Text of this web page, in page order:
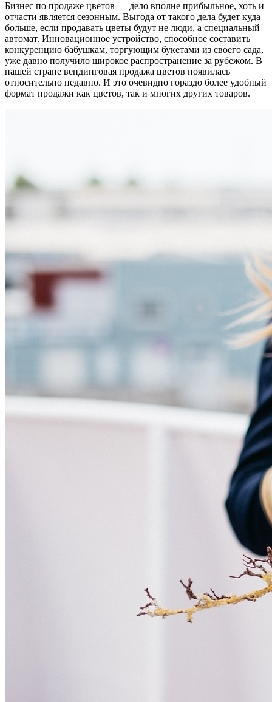
Бизнес по продаже цветов — дело вполне прибыльное, хоть и
отчасти является сезонным. Выгода от такого дела будет куда
больше, если продавать цветы будут не люди, а специальный
автомат. Инновационное устройство, способное составить
конкуренцию бабушкам, торгующим букетами из своего сада,
уже давно получило широкое распространение за рубежом. В
нашей стране вендинговая продажа цветов появилась
относительно недавно. И это очевидно гораздо более удобный
формат продажи как цветов, так и многих других товаров.